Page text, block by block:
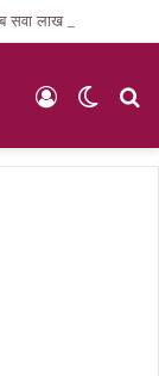
Switch
Log